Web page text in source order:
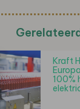
Kraft
100%